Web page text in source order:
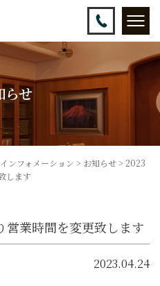
らせ
インフォメーション > お知らせ> 2023
します
営業時間を変更致します
2023.04.24